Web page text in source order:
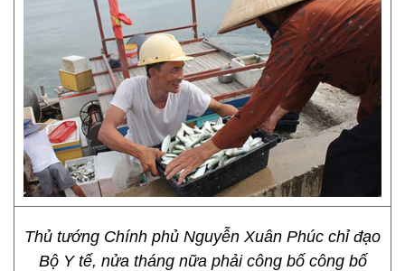
Thủ tướng Chính phủ Nguyễn Xuân Phúc chỉ đạo
Bộ Y tế, nửa tháng nữa phải công bố công bố